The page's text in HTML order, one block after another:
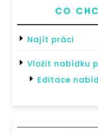
CO
Najít práci
Vložit nabídku
Editace